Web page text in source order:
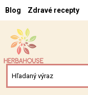
Blog Zdravé recepty